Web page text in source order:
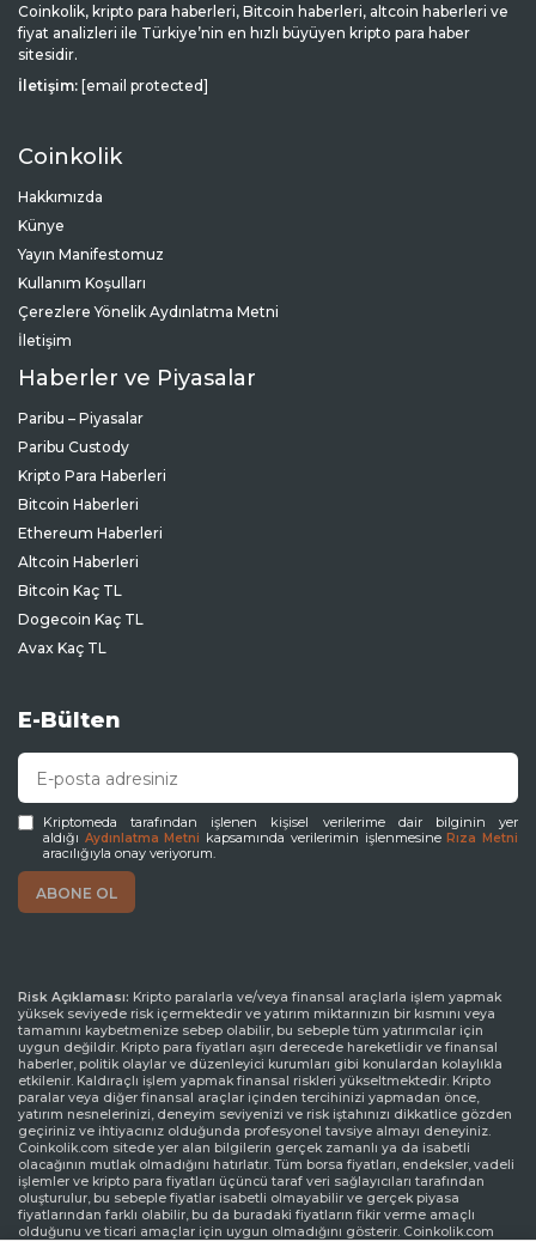
Coinkolik, kripto para haberleri, Bitcoin haberleri, altcoin haberleri ve
fiyat analizleri ile Türkiye’nin en hızlı büyüyen kripto para haber
sitesidir.
İletişim: [email protected]
Coinkolik
Hakkımızda
Künye
Yayın Manifestomuz
Kullanım Koşulları
Çerezlere Yönelik Aydınlatma Metni
İletişim
Haberler ve Piyasalar
Paribu – Piyasalar
Paribu Custody
Kripto Para Haberleri
Bitcoin Haberleri
Ethereum Haberleri
Altcoin Haberleri
Bitcoin Kaç TL
Dogecoin Kaç TL
Avax Kaç TL
E-Bülten
Kriptomeda tarafından işlenen kişisel verilerime dair bilginin yer
aldığı Aydınlatma Metni kapsamında verilerimin işlenmesineRıza Metni
aracılığıyla onay veriyorum.
Risk Açıklaması: Kripto paralarla ve/veya finansal araçlarla işlem yapmak
yüksek seviyede risk içermektedir ve yatırım miktarınızın bir kısmını veya
tamamını kaybetmenize sebep olabilir, bu sebeple tüm yatırımcılar için
uygun değildir. Kripto para fiyatları aşırı derecede hareketlidir ve finansal
haberler, politik olaylar ve düzenleyici kurumları gibi konulardan kolaylıkla
etkilenir. Kaldıraçlı işlem yapmak finansal riskleri yükseltmektedir. Kripto
paralar veya diğer finansal araçlar içinden tercihinizi yapmadan önce,
yatırım nesnelerinizi, deneyim seviyenizi ve risk iştahınızı dikkatlice gözden
geçiriniz ve ihtiyacınız olduğunda profesyonel tavsiye almayı deneyiniz.
Coinkolik.com sitede yer alan bilgilerin gerçek zamanlı ya da isabetli
olacağının mutlak olmadığını hatırlatır. Tüm borsa fiyatları, endeksler, vadeli
işlemler ve kripto para fiyatları üçüncü taraf veri sağlayıcıları tarafından
oluşturulur, bu sebeple fiyatlar isabetli olmayabilir ve gerçek piyasa
fiyatlarından farklı olabilir, bu da buradaki fiyatların fikir verme amaçlı
olduğunu ve ticari amaçlar için uygun olmadığını gösterir. Coinkolik.com